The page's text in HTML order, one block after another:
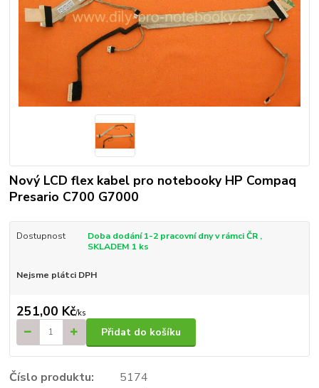
Nový LCD flex kabel pro notebooky HP Compaq
Presario C700 G7000
Dostupnost
Doba dodání 1-2 pracovní dny v rámci ČR ,
SKLADEM 1 ks
Nejsme plátci DPH
251,00 Kč/ks
Přidat do košíku
Číslo produktu:
5174